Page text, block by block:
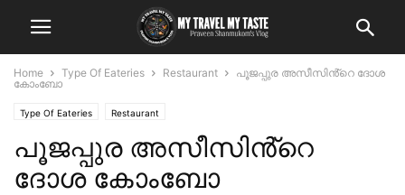
Home Type Of Eateries Restaurant
പൂജപ്പുര അസീസിൻ്റെ ദോശ
കോംബോ
Type Of Eateries Restaurant
പൂജപ്പുര അസീസിൻ്റെ
ദോശ കോംബോ